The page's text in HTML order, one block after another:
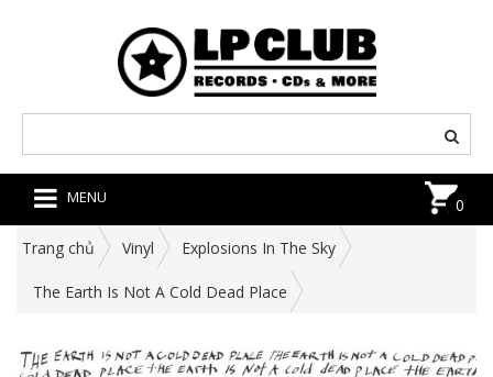
MENU 0
Trang chủ Vinyl Explosions In The Sky
The Earth Is Not A Cold Dead Place